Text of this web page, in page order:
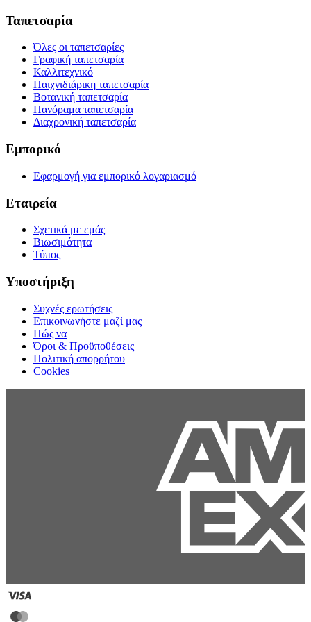
Ταπετσαρία
Όλες οι ταπετσαρίες
Γραφική ταπετσαρία
Καλλιτεχνικό
Παιχνιδιάρικη ταπετσαρία
Βοτανική ταπετσαρία
Πανόραμα ταπετσαρία
Διαχρονική ταπετσαρία
Εμπορικό
Εφαρμογή για εμπορικό λογαριασμό
Εταιρεία
Σχετικά με εμάς
Βιωσιμότητα
Τύπος
Υποστήριξη
Συχνές ερωτήσεις
Επικοινωνήστε μαζί μας
Πώς να
Όροι & Προϋποθέσεις
Πολιτική απορρήτου
Cookies